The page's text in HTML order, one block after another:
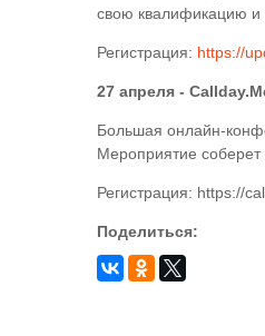
свою квалификацию и
Регистрация: https://
27 апреля -
Большая онлайн-
Мероприятие соберет
Регистрация: https://
Поделиться: